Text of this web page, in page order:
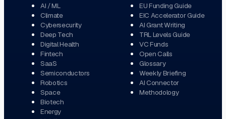
AI / ML
Climate
Cybersecurity
Deep Tech
Digital Health
Fintech
SaaS
Semiconductors
Robotics
Space
Biotech
Energy
EU Funding Guide
EIC Accelerator Guide
AI Grant Writing
TRL Levels Guide
VC Funds
Open Calls
Glossary
Weekly Briefing
AI Connector
Methodology